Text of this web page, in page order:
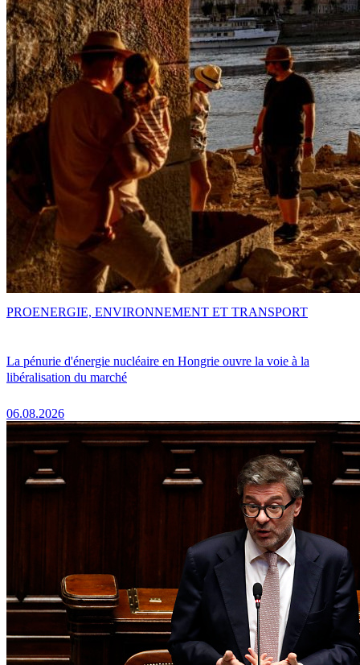
La pénurie d'énergie nucléaire en Hongrie ouvre la voie à la
libéralisation du marché
06.08.2026
PROENERGIE, ENVIRONNEMENT ET TRANSPORT